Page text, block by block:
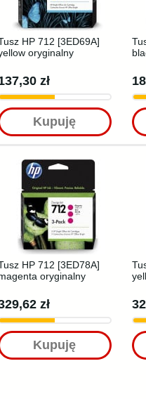
HP 712 [3ED69A]
oryginalny
zł
Kupuję
HP 712 [3ED78A]
oryginalny
zł
Kupuję